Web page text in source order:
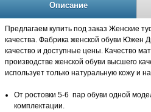
Описание
Предлагаем купить под заказ Женские
качества. Фабрика женской обуви Южен
качество и доступные цены. Качество
производстве женской обуви высшего
использует только натуральную кожу и
От ростовки 5-6 пар обуви одной
комплектации.